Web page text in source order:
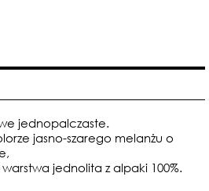
jednopalczaste.
jasno-szarego melanżu o
jednolita z alpaki 100%.